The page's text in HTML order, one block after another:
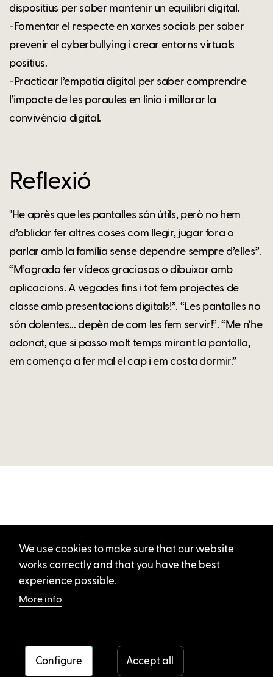
dispositius per saber mantenir un equilibri digital.
-Fomentar el respecte en xarxes socials per saber
prevenir el cyberbullying i crear entorns virtuals
positius.
-Practicar l’empatia digital per saber comprendre
l’impacte de les paraules en línia i millorar la
convivència digital.
Reflexió
"He après que les pantalles són útils, però no hem
d’oblidar fer altres coses com llegir, jugar fora o
parlar amb la família sense dependre sempre d’elles”.
“M’agrada fer vídeos graciosos o dibuixar amb
aplicacions. A vegades fins i tot fem projectes de
classe amb presentacions digitals!”. “Les pantalles no
són dolentes... depèn de com les fem servir!”. “Me n’he
adonat, que si passo molt temps mirant la pantalla,
em comença a fer mal el cap i em costa dormir.”
We use cookies to make sure that our website
works correctly and that you have the best
experience possible.
More info
Configure Accept all